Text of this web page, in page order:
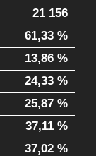
21 156
61,33 %
13,86 %
24,33 %
25,87 %
37,11 %
37,02 %